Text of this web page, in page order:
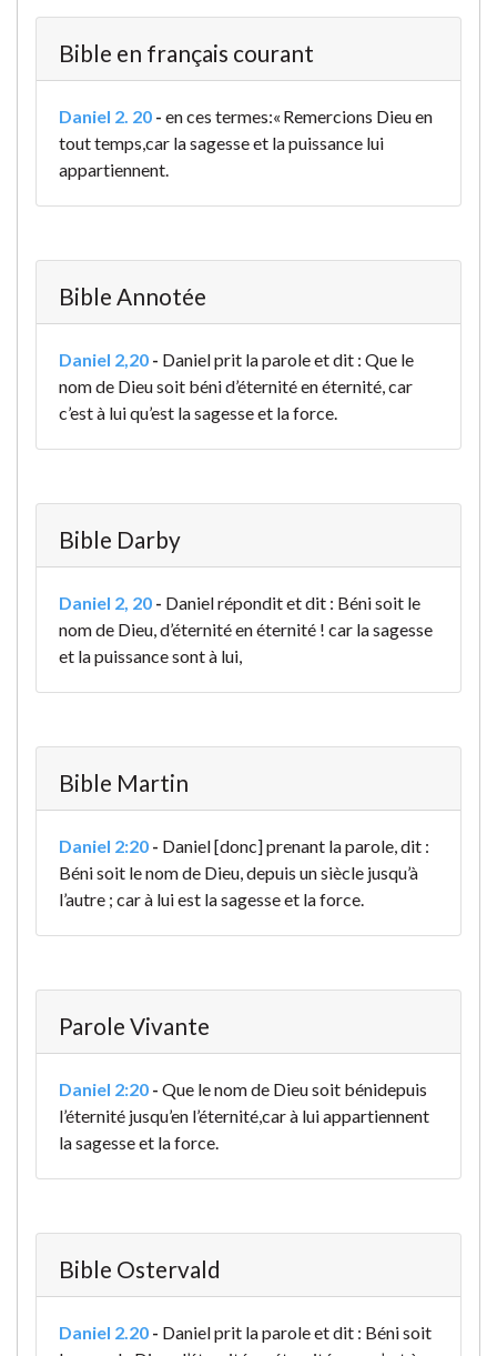
Bible en français courant
Daniel 2. 20 - en ces termes:« Remercions Dieu en
tout temps,car la sagesse et la puissance lui
appartiennent.
Bible Annotée
Daniel 2,20 - Daniel prit la parole et dit : Que le
nom de Dieu soit béni d’éternité en éternité, car
c’est à lui qu’est la sagesse et la force.
Bible Darby
Daniel 2, 20 - Daniel répondit et dit : Béni soit le
nom de Dieu, d’éternité en éternité ! car la sagesse
et la puissance sont à lui,
Bible Martin
Daniel 2:20 - Daniel [donc] prenant la parole, dit :
Béni soit le nom de Dieu, depuis un siècle jusqu’à
l’autre ; car à lui est la sagesse et la force.
Parole Vivante
Daniel 2:20 - Que le nom de Dieu soit bénidepuis
l’éternité jusqu’en l’éternité,car à lui appartiennent
la sagesse et la force.
Bible Ostervald
Daniel 2.20 - Daniel prit la parole et dit : Béni soit